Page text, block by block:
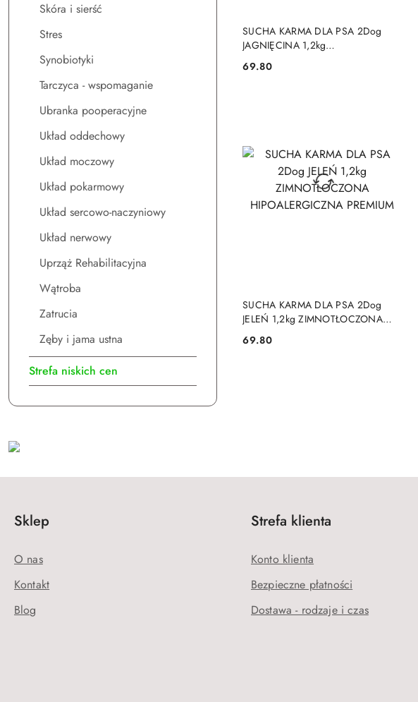
Skóra i sierść
Stres
Synobiotyki
Tarczyca - wspomaganie
Ubranka pooperacyjne
Układ oddechowy
Układ moczowy
Układ pokarmowy
Układ sercowo-naczyniowy
Układ nerwowy
Uprząż Rehabilitacyjna
Wątroba
Zatrucia
Zęby i jama ustna
Strefa niskich cen
SUCHA KARMA DLA PSA 2Dog
JAGNIĘCINA 1,2kg
HIPOALERGICZNA MONO
Cena:
69.80
DO KOSZYKA
SUCHA KARMA DLA PSA 2Dog
JELEŃ 1,2kg ZIMNOTŁOCZONA
Cena:
69.80
DO KOSZYKA
Sklep
O nas
Kontakt
Blog
Strefa klienta
Konto klienta
Bezpieczne płatności
Dostawa - rodzaje i czas